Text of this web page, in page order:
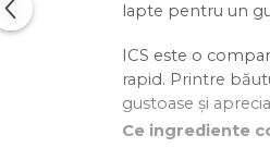
lapte pentru un
ICS este o
rapid. Printre
gustoase și
Ce ingrediente